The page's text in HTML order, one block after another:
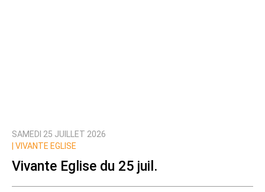
SAMEDI 25 JUILLET 2026
VIVANTE EGLISE
Vivante Eglise du 25 juil.